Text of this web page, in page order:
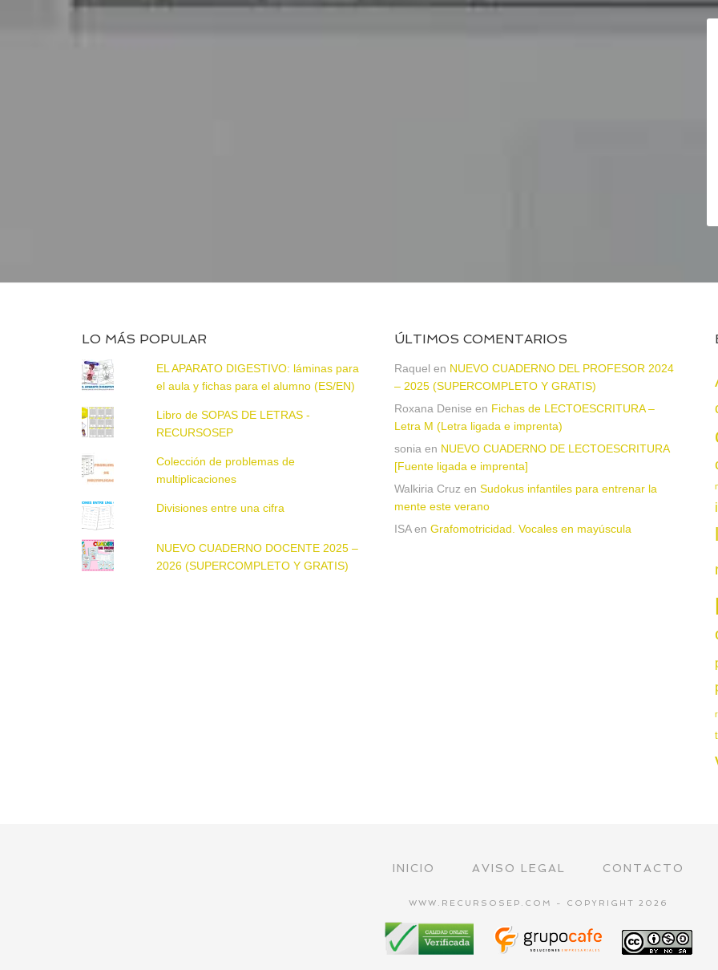
LO MÁS POPULAR
EL APARATO DIGESTIVO: láminas para
el aula y fichas para el alumno (ES/EN)
Libro de SOPAS DE LETRAS -
RECURSOSEP
Colección de problemas de
multiplicaciones
Divisiones entre una cifra
NUEVO CUADERNO DOCENTE 2025 –
2026 (SUPERCOMPLETO Y GRATIS)
ÚLTIMOS COMENTARIOS
Raquel en NUEVO CUADERNO DEL PROFESOR 2024
– 2025 (SUPERCOMPLETO Y GRATIS)
Roxana Denise en Fichas de LECTOESCRITURA –
Letra M (Letra ligada e imprenta)
sonia en NUEVO CUADERNO DE LECTOESCRITURA
[Fuente ligada e imprenta]
Walkiria Cruz en Sudokus infantiles para entrenar la
mente este verano
ISAen Grafomotricidad. Vocales en mayúscula
INICIO AVISO LEGAL CONTACTO
WWW.RECURSOSEP.COM - COPYRIGHT 2026